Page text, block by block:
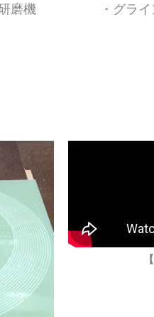
研磨機 ・グライ